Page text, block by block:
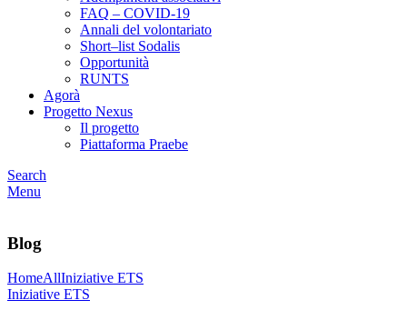
FAQ – COVID-19
Annali del volontariato
Short–list Sodalis
Opportunità
RUNTS
Agorà
Progetto Nexus
Il progetto
Piattaforma Praebe
Search
Menu
Blog
HomeAllIniziative ETS
Iniziative ETS